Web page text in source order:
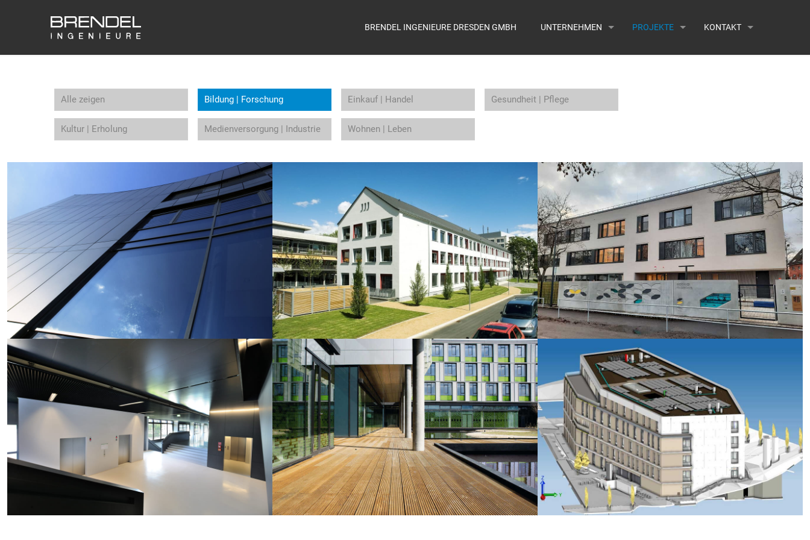
BRENDEL INGENIEURE DRESDEN GMBH UNTERNEHMEN PROJEKTE KONTAKT
Alle zeigen Bildung | Forschung Einkauf | Handel Gesundheit | Pflege
Kultur | Erholung Medienversorgung | Industrie Wohnen | Leben
Beutenbergcampus Jena Dresden International School Kindertagesstätte Dresden